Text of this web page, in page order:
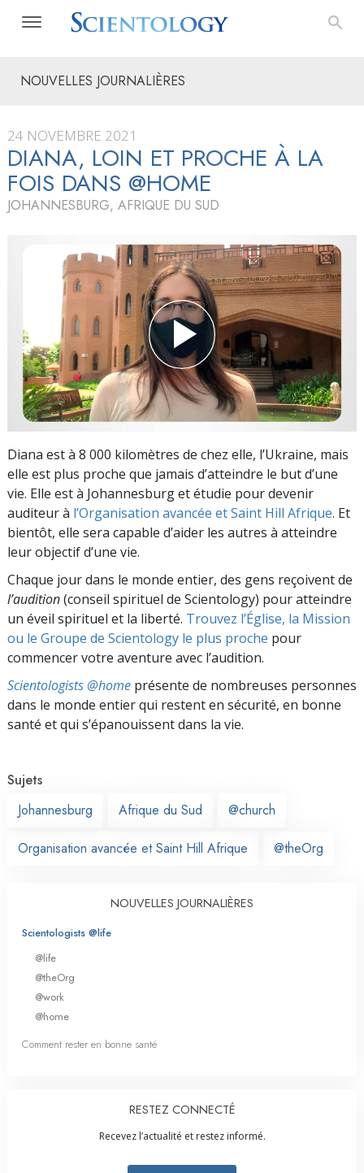
NOUVELLES JOURNALIÈRES
24 NOVEMBRE 2021
DIANA, LOIN ET PROCHE À LA
FOIS DANS @HOME
JOHANNESBURG, AFRIQUE DU SUD
Diana est à 8 000 kilomètres de chez elle, l’Ukraine, mais
elle est plus proche que jamais d’atteindre le but d’une
vie. Elle est à Johannesburg et étudie pour devenir
auditeur à l’Organisation avancée et Saint Hill Afrique. Et
bientôt, elle sera capable d’aider les autres à atteindre
leur objectif d’une vie.
Chaque jour dans le monde entier, des gens reçoivent de
l’audition(conseil spirituel de Scientology) pour atteindre
un éveil spirituel et la liberté. Trouvez l’Église, la Mission
ou le Groupe de Scientology le plus proche pour
commencer votre aventure avec l’audition.
Scientologists @home présente de nombreuses personnes
dans le monde entier qui restent en sécurité, en bonne
santé et qui s’épanouissent dans la vie.
Sujets
Johannesburg
Afrique du Sud @church
Organisation avancée et Saint Hill Afrique @theOrg
NOUVELLES JOURNALIÈRES
Scientologists @life
@life
@theOrg
@work
@home
Comment rester en bonne santé
RESTEZ CONNECTÉ
Recevez l’actualité et restez informé.